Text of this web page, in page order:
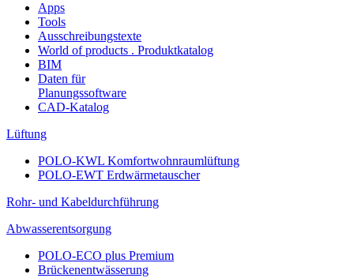
Apps
Tools
Ausschreibungstexte
World of products . Produktkatalog
BIM
Daten für
Planungssoftware
CAD-Katalog
Lüftung
POLO-KWL Komfortwohnraumlüftung
POLO-EWT Erdwärmetauscher
Rohr- und Kabeldurchführung
Abwasserentsorgung
POLO-ECO plus Premium
Brückenentwässerung